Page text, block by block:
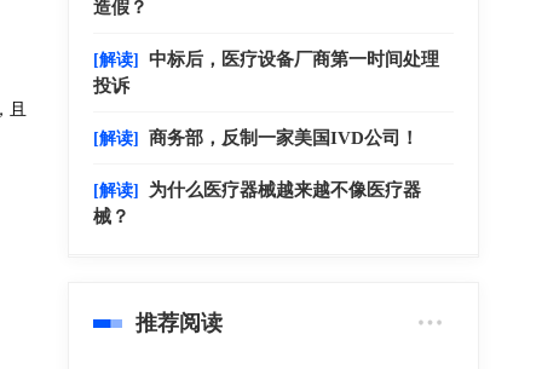
且
造假？
[解读]
中标后，医疗设备厂商第一时间处理
投诉
[解读] 商务部，反制一家美国IVD公司！
[解读]
为什么医疗器械越来越不像医疗器
械？
推荐阅读